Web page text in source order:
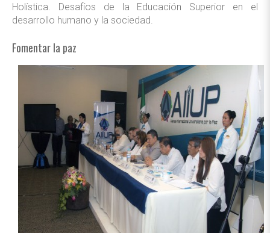
Holística. Desafíos de la Educación Superior en el
desarrollo humano y la sociedad.
Fomentar la paz